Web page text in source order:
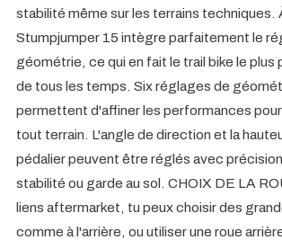
stabilité même sur les terrains techniques.
Stumpjumper 15 intègre parfaitement le
géométrie, ce qui en fait le trail bike le plus
de tous les temps. Six réglages de
permettent d'affiner les performances
tout terrain. L'angle de direction et la
pédalier peuvent être réglés avec
stabilité ou garde au sol. CHOIX DE LA
liens aftermarket, tu peux choisir des
comme à l'arrière, ou utiliser une roue